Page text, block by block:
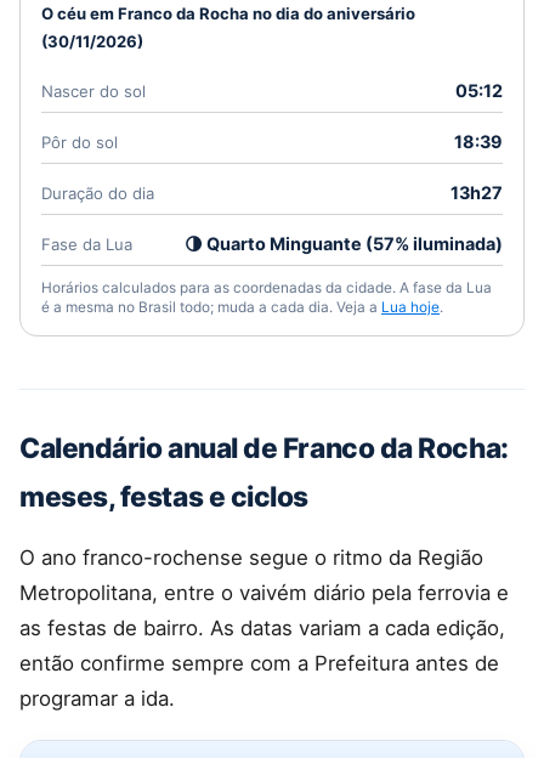
O céu em Franco da Rocha no dia do aniversário
(30/11/2026)
Nascer do sol 05:12
Pôr do sol 18:39
Duração do dia 13h27
Fase da Lua 🌗 Quarto Minguante (57% iluminada)
Horários calculados para as coordenadas da cidade. A fase da Lua
é a mesma no Brasil todo; muda a cada dia. Veja a Lua hoje.
Calendário anual de Franco da Rocha:
meses, festas e ciclos
O ano franco-rochense segue o ritmo da Região
Metropolitana, entre o vaivém diário pela ferrovia e
as festas de bairro. As datas variam a cada edição,
então confirme sempre com a Prefeitura antes de
programar a ida.